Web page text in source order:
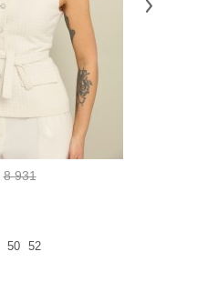
8 931
50 52